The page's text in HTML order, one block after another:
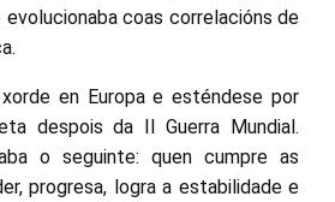
coas correlacións de
en Europa e esténdese por
despois da II Guerra Mundial.
o seguinte: quen cumpre as
progresa, logra a estabilidade e